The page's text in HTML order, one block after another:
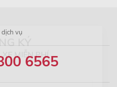
KÝ
MIỄN PHÍ
vụ
6565